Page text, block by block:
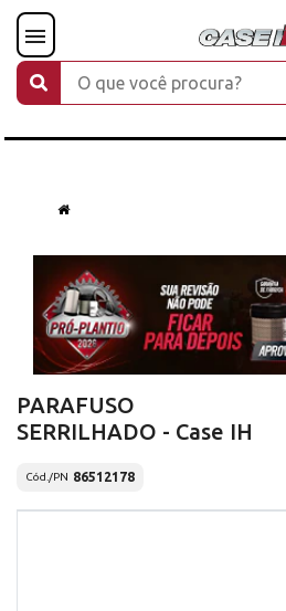
PARAFUSO
SERRILHADO - Case IH
Cód./PN 86512178